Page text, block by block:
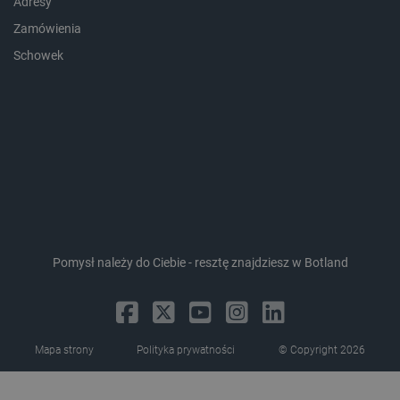
Zamówienia
Schowek
Pomysł należy do Ciebie - resztę znajdziesz w Botland
Mapa strony Polityka prywatności © Copyright 2026
critData